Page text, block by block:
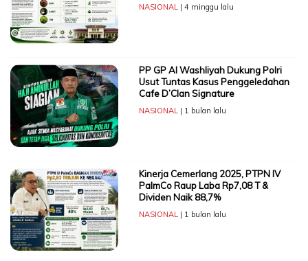
NASIONAL| 4 minggu lalu
PP GP Al Washliyah Dukung Polri
Usut Tuntas Kasus Penggeledahan
Cafe D’Clan Signature
NASIONAL| 1 bulan lalu
Kinerja Cemerlang 2025, PTPN IV
PalmCo Raup Laba Rp7,08 T &
Dividen Naik 88,7%
NASIONAL| 1 bulan lalu